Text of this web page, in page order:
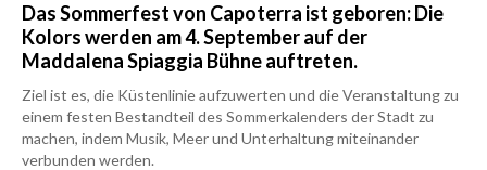
Das Sommerfest von Capoterra ist geboren: Die
Kolors werden am 4. September auf der
Maddalena Spiaggia Bühne auftreten.
Ziel ist es, die Küstenlinie aufzuwerten und die Veranstaltung zu
einem festen Bestandteil des Sommerkalenders der Stadt zu
machen, indem Musik, Meer und Unterhaltung miteinander
verbunden werden.